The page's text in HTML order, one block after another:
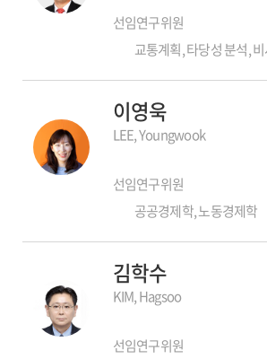
선임연구위원
이영욱
LEE, Youngwook
선임연구위원
공공경제학, 노동경제학
김학수
KIM, Hagsoo
선임연구위원